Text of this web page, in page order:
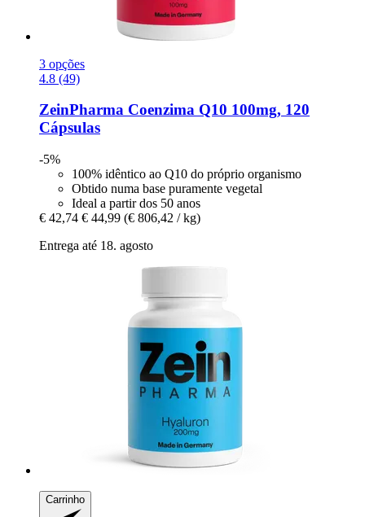
3 opções
4.8 (49)
ZeinPharma Coenzima Q10 100mg, 120
Cápsulas
-5%
100% idêntico ao Q10 do próprio organismo
Obtido numa base puramente vegetal
Ideal a partir dos 50 anos
€ 42,74 € 44,99 (€ 806,42 / kg)
Entrega até 18. agosto
Carrinho